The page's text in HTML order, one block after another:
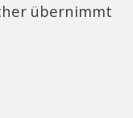
übernimmt